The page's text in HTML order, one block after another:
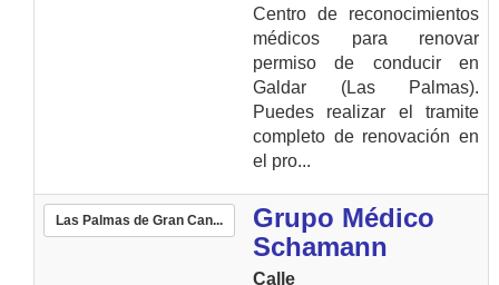
Centro de reconocimientos
médicos para renovar
permiso de conducir en
Galdar (Las Palmas).
Puedes realizar el tramite
completo de renovación en
el pro...
Las Palmas de Gran Can...
Grupo Médico
Schamann
Calle